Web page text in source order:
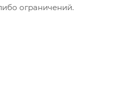
ограничений.